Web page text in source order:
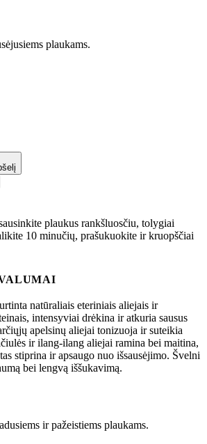
plaukams.
plaukus rankšluosčiu, tolygiai
10 minučių, prašukuokite ir kruopščiai
natūraliais eteriniais aliejais ir
intensyviai drėkina ir atkuria sausus
apelsinų aliejai tonizuoja ir suteikia
ir ilang-ilang aliejai ramina bei maitina,
stiprina ir apsaugo nuo išsausėjimo. Švelni
bei lengvą iššukavimą.
ir pažeistiems plaukams.